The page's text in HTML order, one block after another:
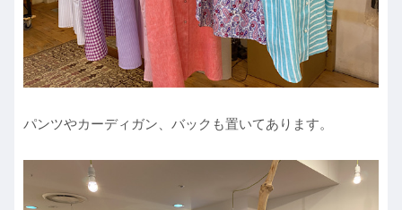
パンツやカーディガン、バックも置いてあります。